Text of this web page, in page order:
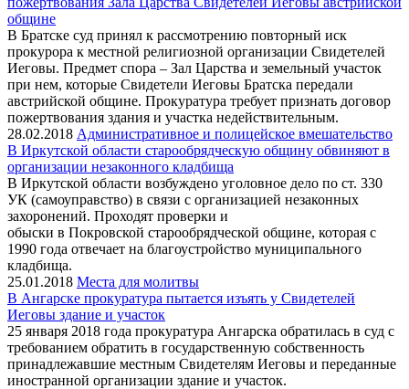
общине
В Братске суд принял к рассмотрению повторный иск
прокурора к местной религиозной организации Свидетелей
Иеговы. Предмет спора – Зал Царства и земельный участок
при нем, которые Свидетели Иеговы Братска передали
австрийской общине. Прокуратура требует признать договор
пожертвования здания и участка недействительным.
28.02.2018 Административное и полицейское вмешательство
В Иркутской области старообрядческую общину обвиняют в
организации незаконного кладбища
В Иркутской области возбуждено уголовное дело по ст. 330
УК (самоуправство) в связи с организацией незаконных
захоронений. Проходят проверки и
обыски в Покровской старообрядческой общине, которая с
1990 года отвечает на благоустройство муниципального
кладбища.
25.01.2018 Места для молитвы
В Ангарске прокуратура пытается изъять у Свидетелей
Иеговы здание и участок
25 января 2018 года прокуратура Ангарска обратилась в суд с
требованием обратить в государственную собственность
принадлежавшие местным Свидетелям Иеговы и переданные
иностранной организации здание и участок.